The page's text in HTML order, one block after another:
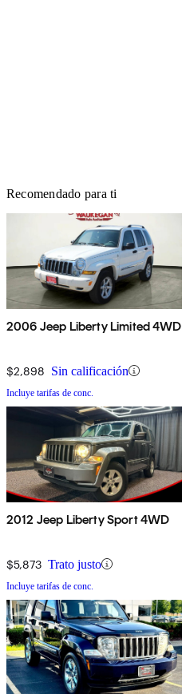
Recomendado para ti
2006 Jeep Liberty Limited 4WD
$2,898 Sin calificación
Incluye tarifas de conc.
2012 Jeep Liberty Sport 4WD
$5,873 Trato justo
Incluye tarifas de conc.